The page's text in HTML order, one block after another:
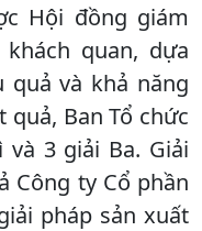
Hội đồng giám
quan, dựa
và khả năng
Ban Tổ chức
3 giải Ba. Giải
Công ty Cổ phần
pháp sản xuất